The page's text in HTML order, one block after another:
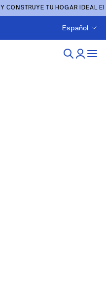
Y CONSTRUYE TU HOGAR IDEAL
Español